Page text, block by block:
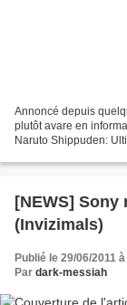
Annoncé depuis
plutôt avare en
Naruto Shippuden:
[NEWS]
(Invizimals)
Publié le 29/06/2011
Par dark-messiah